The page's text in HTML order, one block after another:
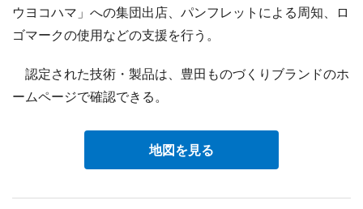
ウヨコハマ」への集団出店、パンフレットによる周知、ロ
ゴマークの使用などの支援を行う。
認定された技術・製品は、豊田ものづくりブランドのホ
ームページで確認できる。
地図を見る